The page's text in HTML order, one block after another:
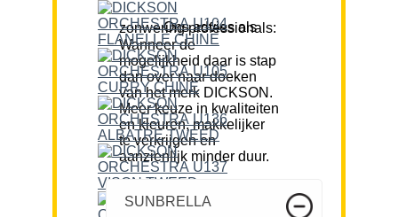
Ons advies als zonwering professionals:
Wanneer de
mogelijkheid daar is stap
dan over naar doeken
van het merk DICKSON.
Meer keuze in kwaliteiten
en kleuren, makkelijker
te verkrijgen en
aanzienlijk minder duur.
SUNBRELLA